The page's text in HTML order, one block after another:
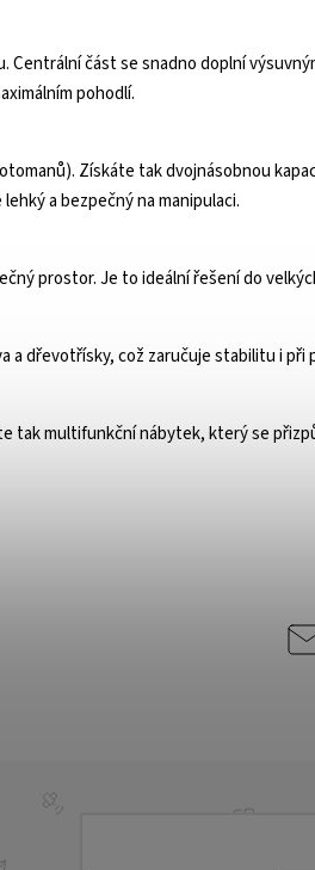
část se snadno doplní
pohodlí.
Získáte tak dvojnásobnou
a bezpečný na manipulaci.
prostor. Je to ideální řešení do
dřevotřísky, což zaručuje stabilitu i
tak multifunkční nábytek, který se